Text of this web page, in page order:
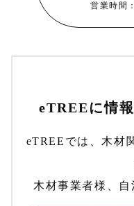
営業時間
eTREEに情
eTREEでは、木材
木材事業者様、自